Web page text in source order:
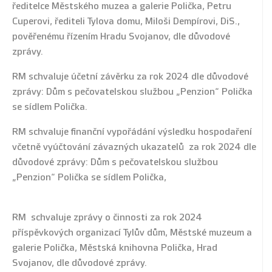
ředitelce Městského muzea a galerie Polička, Petru
Cuperovi, řediteli Tylova domu, Miloši Dempírovi, DiS.,
pověřenému řízením Hradu Svojanov, dle důvodové
zprávy.
RM schvaluje účetní závěrku za rok 2024 dle důvodové
zprávy: Dům s pečovatelskou službou „Penzion“ Polička
se sídlem Polička.
RM schvaluje finanční vypořádání výsledku hospodaření
včetně vyúčtování závazných ukazatelů za rok 2024 dle
důvodové zprávy: Dům s pečovatelskou službou
„Penzion“ Polička se sídlem Polička,
RM schvaluje zprávy o činnosti za rok 2024
příspěvkových organizací Tylův dům, Městské muzeum a
galerie Polička, Městská knihovna Polička, Hrad
Svojanov, dle důvodové zprávy.